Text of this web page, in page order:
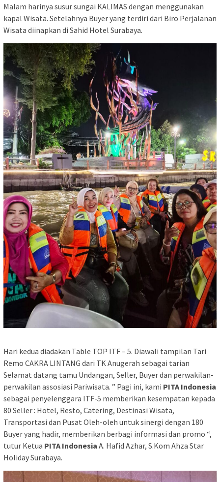
Malam harinya susur sungai KALIMAS dengan menggunakan
kapal Wisata. Setelahnya Buyer yang terdiri dari Biro Perjalanan
Wisata diinapkan di Sahid Hotel Surabaya.
Hari kedua diadakan Table TOP ITF – 5. Diawali tampilan Tari
Remo CAKRA LINTANG dari TK Anugerah sebagai tarian
Selamat datang tamu Undangan, Seller, Buyer dan perwakilan-
perwakilan assosiasi Pariwisata. ” Pagi ini, kami PITA Indonesia
sebagai penyelenggara ITF-5 memberikan kesempatan kepada
80 Seller : Hotel, Resto, Catering, Destinasi Wisata,
Transportasi dan Pusat Oleh-oleh untuk sinergi dengan 180
Buyer yang hadir, memberikan berbagi informasi dan promo “,
tutur Ketua PITA Indonesia A. Hafid Azhar, S.Kom Ahza Star
Holiday Surabaya.